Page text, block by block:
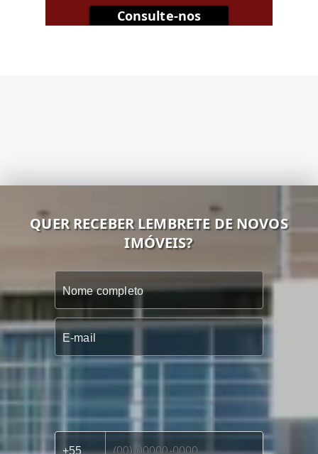
Consulte-nos
QUER RECEBER LEMBRETE DE NOVOS
IMÓVEIS?